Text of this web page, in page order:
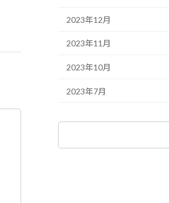
2023年12月
2023年11月
2023年10月
2023年7月